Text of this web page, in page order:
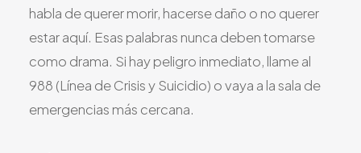
habla de querer morir, hacerse daño o no querer
estar aquí. Esas palabras nunca deben tomarse
como drama. Si hay peligro inmediato, llame al
988 (Línea de Crisis y Suicidio) o vaya a la sala de
emergencias más cercana.